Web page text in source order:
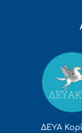
ΔΕΥΑ